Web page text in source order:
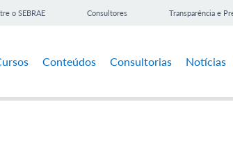
o SEBRAE Consultores Transparência e
Conteúdos Consultorias Notícias